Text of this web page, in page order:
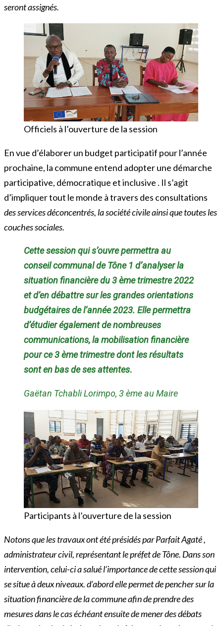
seront assignés.
Officiels à l’ouverture de la session
En vue d’élaborer un budget participatif pour l’année
prochaine, la commune entend adopter une démarche
participative, démocratique et inclusive . Il s’agit
d’impliquer tout le monde à travers des consultations
des services déconcentrés, la société civile ainsi que toutes les
couches sociales.
Cette session qui s’ouvre permettra au
conseil communal de Tône 1 d’analyser la
situation financière du 3 ème trimestre 2022
et d’en débattre sur les grandes orientations
budgétaires de l’année 2023. Elle permettra
d’étudier également de nombreuses
communications, la mobilisation financière
pour ce 3 ème trimestre dont les résultats
sont en bas de ses attentes.
Gaëtan Tchabli Lorimpo, 3 ème au Maire
Participants à l’ouverture de la session
Notons que les travaux ont été présidés par Parfait Agaté ,
administrateur civil, représentant le préfet de Tône. Dans son
intervention, celui-ci a salué l’importance de cette session qui
se situe à deux niveaux. d’abord elle permet de pencher sur la
situation financière de la commune afin de prendre des
mesures dans le cas échéant ensuite de mener des débats